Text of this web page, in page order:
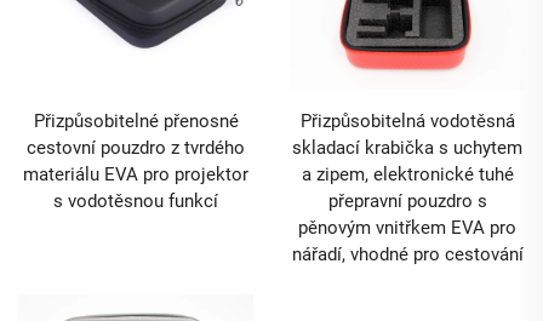
Přizpůsobitelné přenosné
cestovní pouzdro z tvrdého
materiálu EVA pro projektor
s vodotěsnou funkcí
Přizpůsobitelná vodotěsná
skladací krabička s uchytem
a zipem, elektronické tuhé
přepravní pouzdro s
pěnovým vnitřkem EVA pro
nářadí, vhodné pro cestování